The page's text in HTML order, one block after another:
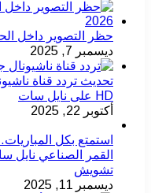
حظر التصوير داخل
ديسمبر 7, 2025
HD على نايل سات
أكتوبر 22, 2025
استمتع بكل
تشويش
ديسمبر 11, 2025